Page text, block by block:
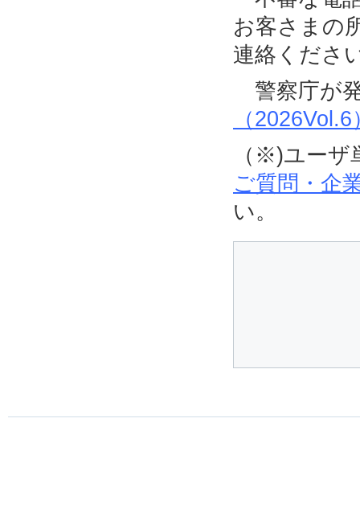
お客さまの
連絡くださ
警察庁が
（2026Vol.6
（※)ユーザ
ご質問・企
い。